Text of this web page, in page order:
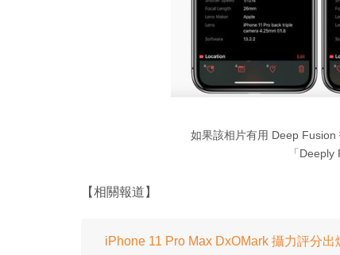
如果該相片有用 Deep Fusion
「
【相關報道】
iPhone 11 Pro Max DxOMark 攝力評分出